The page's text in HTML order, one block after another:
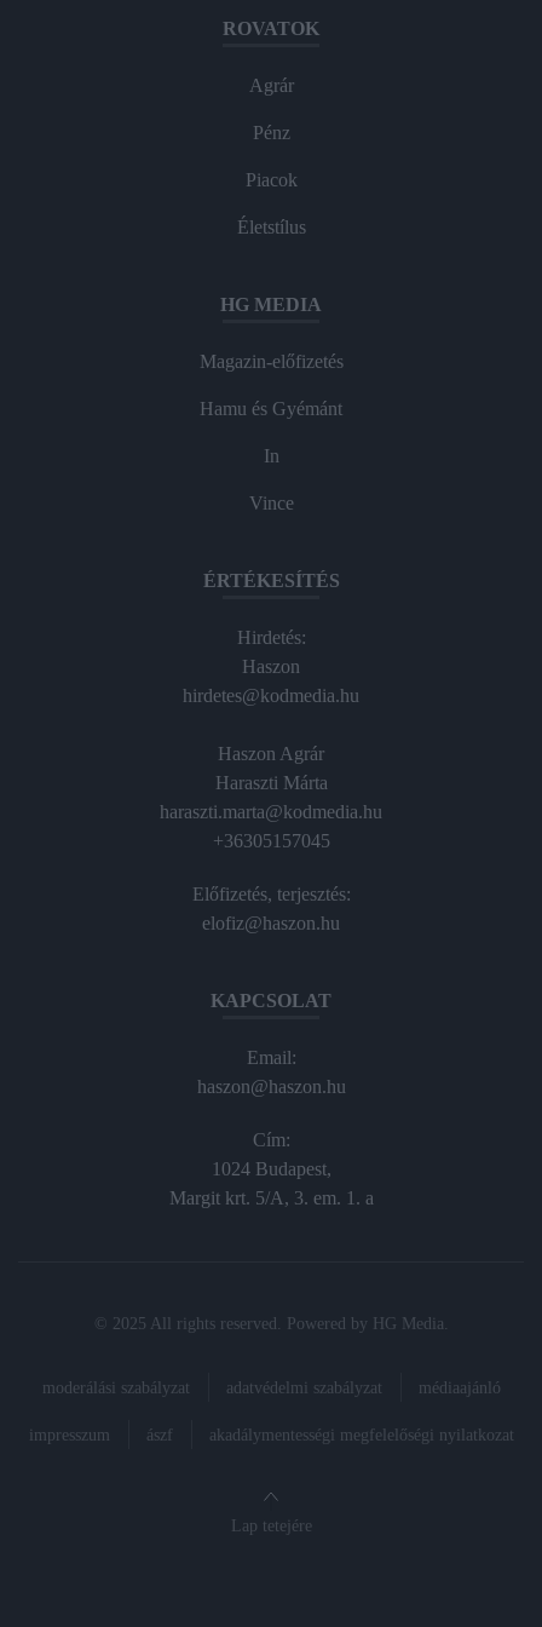
ROVATOK
Agrár
Pénz
Piacok
Életstílus
HG MEDIA
Magazin-előfizetés
Hamu és Gyémánt
In
Vince
ÉRTÉKESÍTÉS
Hirdetés:
Haszon
hirdetes@kodmedia.hu
Haszon Agrár
Haraszti Márta
haraszti.marta@kodmedia.hu
+36305157045
Előfizetés, terjesztés:
elofiz@haszon.hu
KAPCSOLAT
Email:
haszon@haszon.hu
Cím:
1024 Budapest,
Margit krt. 5/A, 3. em. 1. a
© 2025 All rights reserved. Powered by HG Media
moderálási szabályzat adatvédelmi szabályzat médiaajánló
impresszum ászf akadálymentességi megfelelőségi nyilatkozat
Lap tetejére